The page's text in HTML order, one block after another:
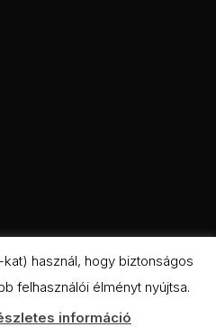
használ, hogy biztonságos
felhasználói élményt nyújtsa.
információ